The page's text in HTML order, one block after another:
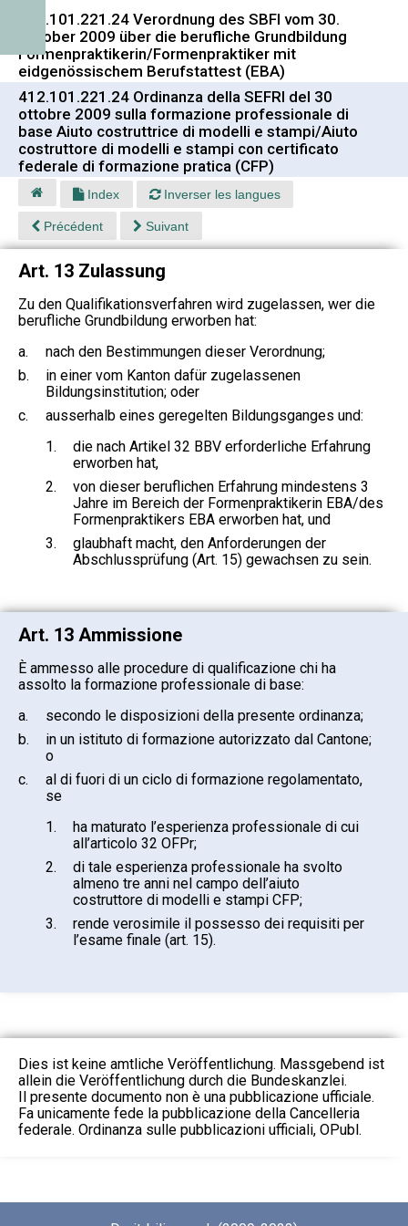
412.101.221.24 Verordnung des SBFI vom 30.
Oktober 2009 über die berufliche Grundbildung
Formenpraktikerin/Formenpraktiker mit
eidgenössischem Berufstattest (EBA)
412.101.221.24 Ordinanza della SEFRI del 30
ottobre 2009 sulla formazione professionale di
base Aiuto costruttrice di modelli e stampi/Aiuto
costruttore di modelli e stampi con certificato
federale di formazione pratica (CFP)
Index Inverser les langues
Précédent Suivant
Art. 13 Zulassung
Zu den Qualifikationsverfahren wird zugelassen, wer die
berufliche Grundbildung erworben hat:
a.
nach den Bestimmungen dieser Verordnung;
b.
in einer vom Kanton dafür zugelassenen
Bildungsinstitution; oder
c.
ausserhalb eines geregelten Bildungsganges und:
1.
die nach Artikel 32 BBV erforderliche Erfahrung
erworben hat,
2.
von dieser beruflichen Erfahrung mindestens 3
Jahre im Bereich der Formenpraktikerin EBA/des
Formenpraktikers EBA erworben hat, und
3.
glaubhaft macht, den Anforderungen der
Abschlussprüfung (Art. 15) gewachsen zu sein.
Art. 13 Ammissione
È ammesso alle procedure di qualificazione chi ha
assolto la formazione professionale di base:
a.
secondo le disposizioni della presente ordinanza;
b.
in un istituto di formazione autorizzato dal Cantone;
o
c.
al di fuori di un ciclo di formazione regolamentato,
se
1.
ha maturato l’esperienza professionale di cui
all’articolo 32 OFPr;
2.
di tale esperienza professionale ha svolto
almeno tre anni nel campo dell’aiuto
costruttore di modelli e stampi CFP;
3.
rende verosimile il possesso dei requisiti per
l’esame finale (art. 15).
Dies ist keine amtliche Veröffentlichung. Massgebend ist
allein die Veröffentlichung durch die Bundeskanzlei.
Il presente documento non è una pubblicazione ufficiale.
Fa unicamente fede la pubblicazione della Cancelleria
federale. Ordinanza sulle pubblicazioni ufficiali, OPubl.